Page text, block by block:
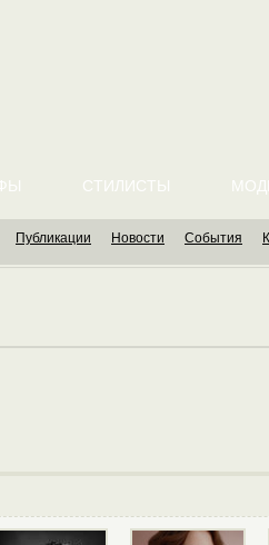
СТИЛИСТЫ
Публикации Новости События